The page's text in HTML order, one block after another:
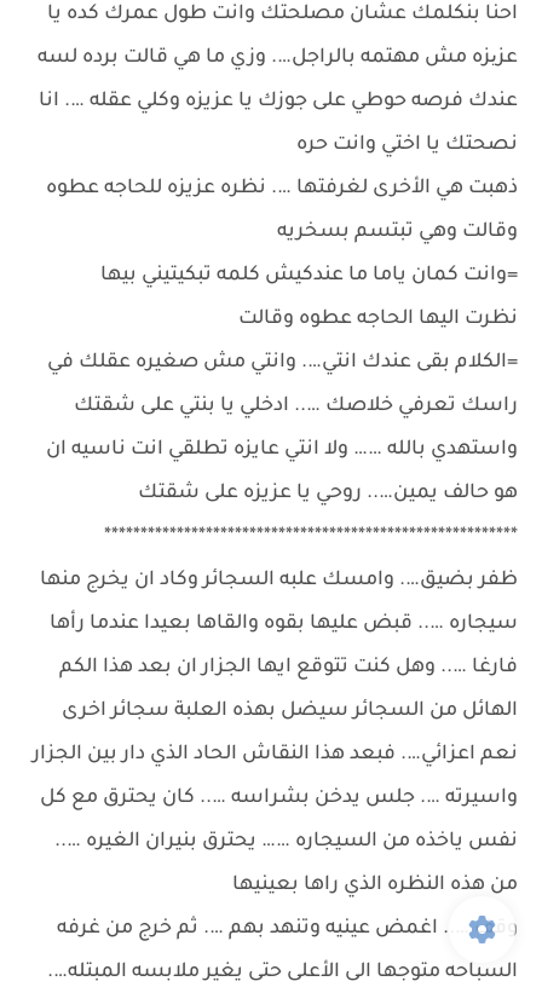
احنا بنكلمك عشان مصلحتك وانت طول عمرك كده يا
عزیزه مش مهتمه بالراجل…. وزي ما هي قالت برده لسه
عندك فرصه حوطي على جوزك يا عزيزه وكلي عقله …. انا
نصحتك يا اختي وانت حره
ذهبت هي الأخرى لغرفتها …. نظره عزيزه للحاجه عطوه
وقالت وهي تبتسم بسخريه
=وانت كمان ياما ما عندكيش كلمه تبكيتيني بيها
نظرت اليها الحاجه عطوه وقالت
=الكلام بقى عندك انتي…. وانتي مش صغيره عقلك في
راسك تعرفي خلاصك ….. ادخلي يا بنتي على شقتك
واستهدي بالله …… ولا انتي عايزه تطلقي انت ناسيه ان
هو حالف يمين….. روحي يا عزيزه على شقتك
*********************************************************
ظفر بضيق…. وامسك علبه السجائر وكاد ان يخرج منها
سيجاره ….. قبض عليها بقوه والقاها بعيدا عندما رأها
فارغا ….. وهل كنت تتوقع ايها الجزار ان بعد هذا الكم
الهائل من السجائر سيضل بهذه العلبة سجائر اخرى
نعم اعزائي…. فبعد هذا النقاش الحاد الذي دار بين الجزار
واسيرته …. جلس يدخن بشراسه ….. كان يحترق مع كل
نفس ياخذه من السيجاره …… يحترق بنيران الغيره …..
من هذه النظره الذي راها بعينيها
وقف ….. اغمض عينيه وتنهد بهم …. ثم خرج من غرفه
السباحه متوجها الى الأعلى حتى يغير ملابسه المبتله….